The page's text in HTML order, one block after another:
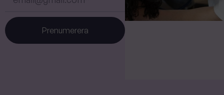
Prenumerera